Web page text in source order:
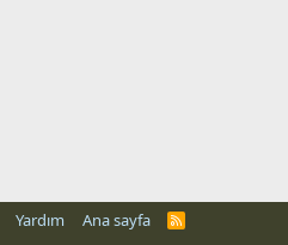
Yardım Ana sayfa
R